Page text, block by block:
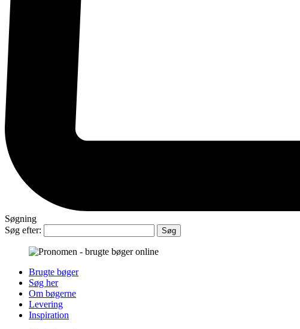
Søgning
Søg efter:
Brugte bøger
Søg her
Om bøgerne
Levering
Inspiration